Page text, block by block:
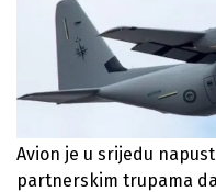
Avion je u srijedu
partnerskim trupama